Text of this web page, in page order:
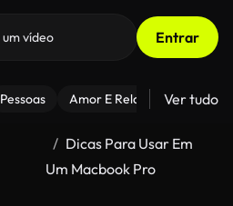
Entrar
Pessoas Amor E Relacionamentos
Ver tudo
Dicas Para Usar Em
Um Macbook Pro